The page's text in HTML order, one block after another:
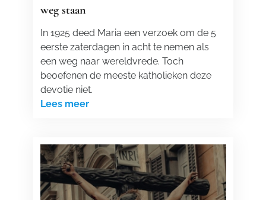
weg staan
In 1925 deed Maria een verzoek om de 5
eerste zaterdagen in acht te nemen als
een weg naar wereldvrede. Toch
beoefenen de meeste katholieken deze
devotie niet.
Lees meer